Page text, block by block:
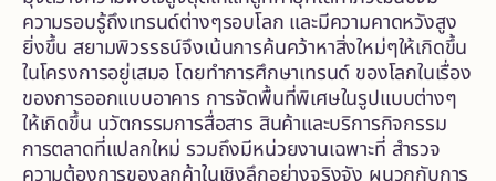
ความรอบรู้ถึงเทรนด์ต่างๆรอบโลก และมีความคาดหวังสูง
ยิ่งขึ้น สยามพิวรรธน์จึงเน้นการค้นคว้าหาสิ่งใหม่ๆให้เกิดขึ้น
ในโครงการอยู่เสมอ โดยทำการศึกษาเทรนด์ ของโลกในเรื่อง
ของการออกแบบอาคาร การจัดพื้นที่พิเศษในรูปแบบต่างๆ
ให้เกิดขึ้น นวัตกรรมการสื่อสาร สินค้าและบริการกิจกรรม
การตลาดที่แปลกใหม่ รวมถึงมีหน่วยงานเฉพาะที่ สำรวจ
ความต้องการของลูกค้าในเชิงลึกอย่างจริงจัง ผนวกกับการ